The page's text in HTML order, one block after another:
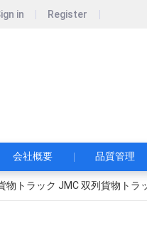
in Register
会社概要 品質管理
物トラック JMC 双列貨物トラ